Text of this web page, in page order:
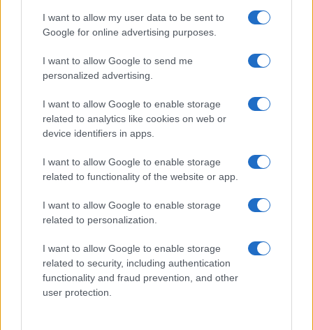
I want to allow my user data to be sent to
Google for online advertising purposes.
I want to allow Google to send me
personalized advertising.
I want to allow Google to enable storage
related to analytics like cookies on web or
device identifiers in apps.
I want to allow Google to enable storage
related to functionality of the website or app.
I want to allow Google to enable storage
related to personalization.
I want to allow Google to enable storage
related to security, including authentication
functionality and fraud prevention, and other
user protection.
Brentolie daalt naar 91,82 dollar: een week van dalende
Sanne De Vries · 4 aug 2026
CRYPTOKOERSEN
Naam